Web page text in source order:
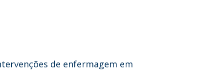
de enfermagem em